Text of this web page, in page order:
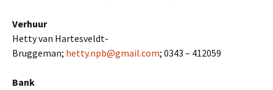
Verhuur
Hetty van Hartesveldt-
Bruggeman; hetty.npb@gmail.com; 0343 – 412059
Bank